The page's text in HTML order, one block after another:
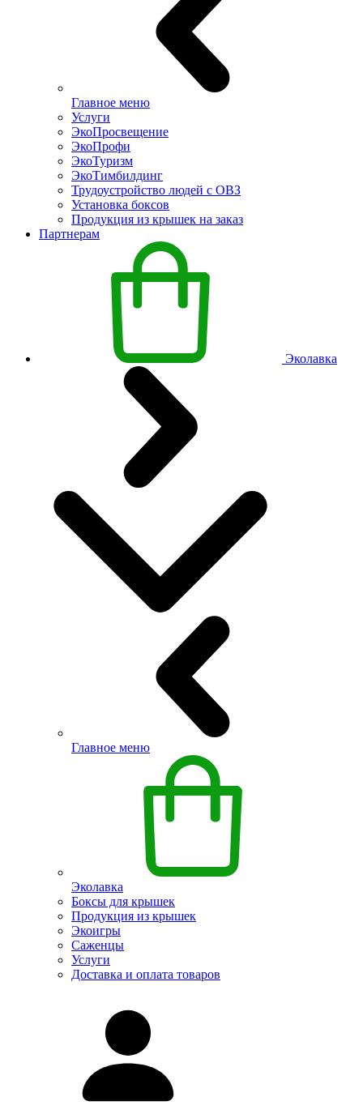
Главное меню
Услуги
ЭкоПросвещение
ЭкоПрофи
ЭкоТуризм
ЭкоТимбилдинг
Трудоустройство людей с ОВЗ
Установка боксов
Продукция из крышек на заказ
Партнерам
Эколавка
Главное меню
Эколавка
Боксы для крышек
Продукция из крышек
Экоигры
Саженцы
Услуги
Доставка и оплата товаров